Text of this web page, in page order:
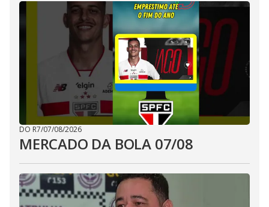
DO R7/07/08/2026
MERCADO DA BOLA 07/08